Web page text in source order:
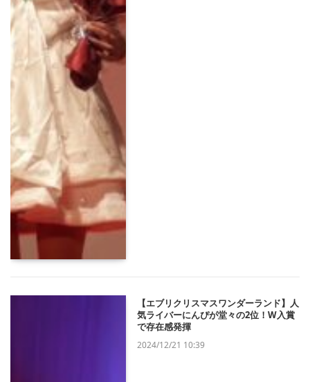
【エブリクリスマスワンダーランド】人
気ライバーにんぴが堂々の2位！W入賞
で存在感発揮
2024/12/21 10:39